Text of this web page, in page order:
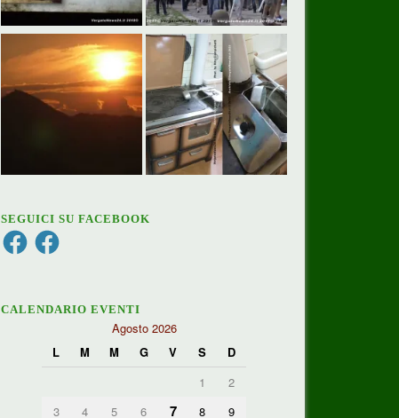
SEGUICI SU FACEBOOK
FacebookFacebook
CALENDARIO EVENTI
Agosto 2026
L
M M G V S
D
1
2
3
4 5 6 7 8
9